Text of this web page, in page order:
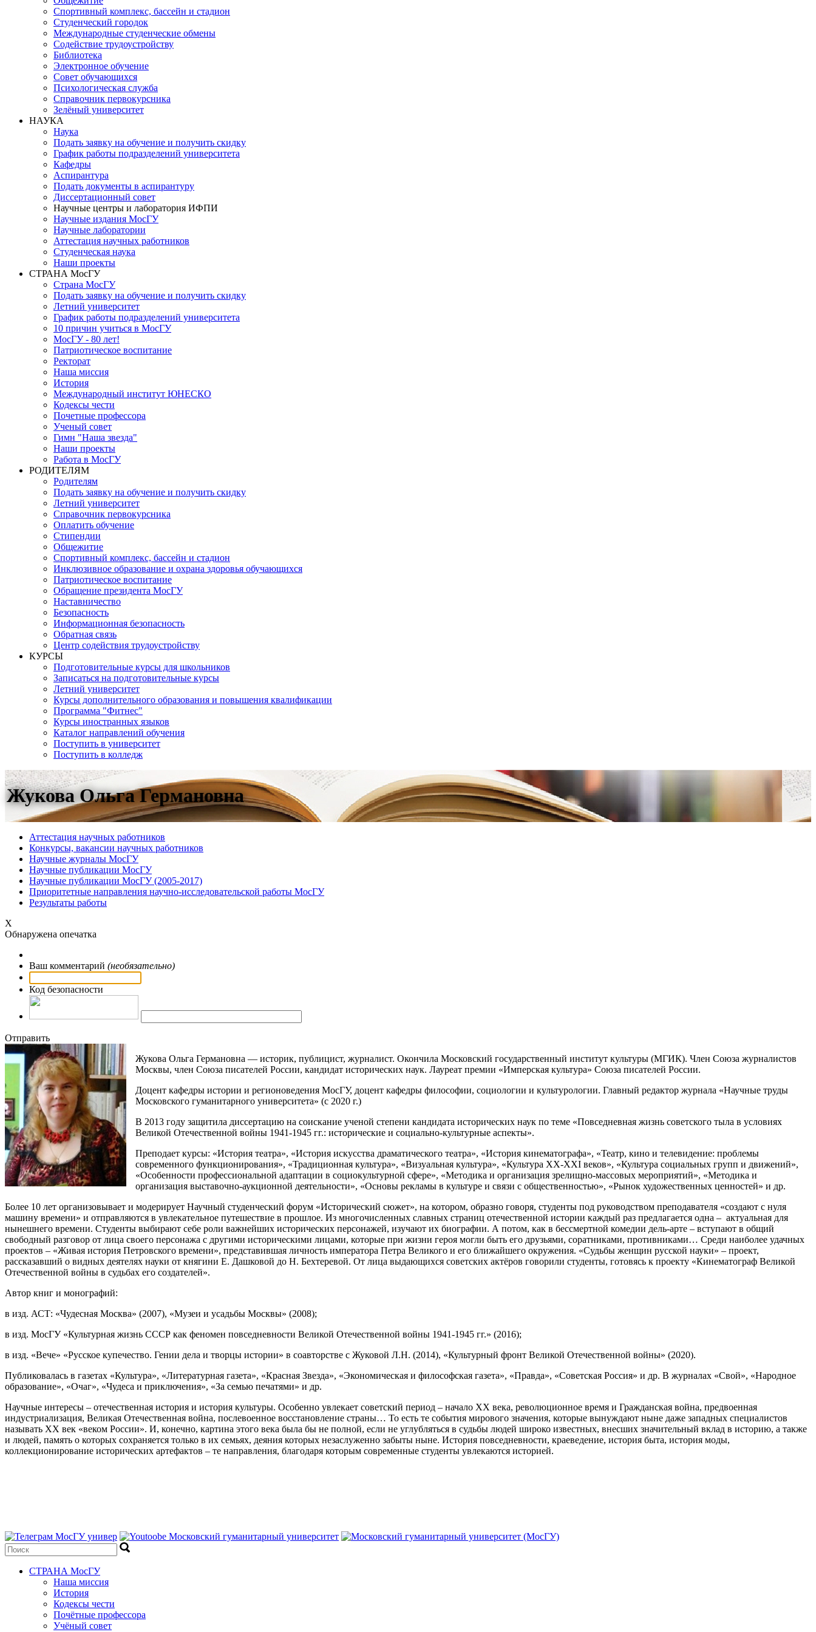
Спортивный комплекс, бассейн и стадион
Студенческий городок
Международные студенческие обмены
Содействие трудоустройству
Библиотека
Электронное обучение
Совет обучающихся
Психологическая служба
Справочник первокурсника
Зелёный университет
НАУКА
Наука
Подать заявку на обучение и получить скидку
График работы подразделений университета
Кафедры
Аспирантура
Подать документы в аспирантуру
Диссертационный совет
Научные центры и лаборатория ИФПИ
Научные издания МосГУ
Научные лаборатории
Аттестация научных работников
Студенческая наука
Наши проекты
СТРАНА МосГУ
Страна МосГУ
Подать заявку на обучение и получить скидку
Летний университет
График работы подразделений университета
10 причин учиться в МосГУ
МосГУ - 80 лет!
Патриотическое воспитание
Ректорат
Наша миссия
История
Международный институт ЮНЕСКО
Кодексы чести
Почетные профессора
Ученый совет
Гимн "Наша звезда"
Наши проекты
Работа в МосГУ
РОДИТЕЛЯМ
Родителям
Подать заявку на обучение и получить скидку
Летний университет
Справочник первокурсника
Оплатить обучение
Стипендии
Общежитие
Спортивный комплекс, бассейн и стадион
Инклюзивное образование и охрана здоровья обучающихся
Патриотическое воспитание
Обращение президента МосГУ
Наставничество
Безопасность
Информационная безопасность
Обратная связь
Центр содействия трудоустройству
КУРСЫ
Подготовительные курсы для школьников
Записаться на подготовительные курсы
Летний университет
Курсы дополнительного образования и повышения квалификации
Программа "Фитнес"
Курсы иностранных языков
Каталог направлений обучения
Поступить в университет
Поступить в колледж
Жукова Ольга Германовна
Аттестация научных работников
Конкурсы, вакансии научных работников
Научные журналы МосГУ
Научные публикации МосГУ
Научные публикации МосГУ (2005-2017)
Приоритетные направления научно-исследовательской работы МосГУ
Результаты работы
Х
Обнаружена опечатка
Ваш комментарий (необязательно)
Код безопасности
Отправить
Жукова Ольга Германовна — историк, публицист, журналист. Окончила Московский государственный институт культуры (МГИК). Член Союза журналистов
Москвы, член Союза писателей России, кандидат исторических наук. Лауреат премии «Имперская культура» Союза писателей России.
Доцент кафедры истории и регионоведения МосГУ, доцент кафедры философии, социологии и культурологии. Главный редактор журнала «Научные труды
Московского гуманитарного университета» (с 2020 г.)
В 2013 году защитила диссертацию на соискание ученой степени кандидата исторических наук по теме «Повседневная жизнь советского тыла в условиях
Великой Отечественной войны 1941-1945 гг.: исторические и социально-культурные аспекты».
Преподает курсы: «История театра», «История искусства драматического театра», «История кинематографа», «Театр, кино и телевидение: проблемы
современного функционирования», «Традиционная культура», «Визуальная культура», «Культура XX-XXI веков», «Культура социальных групп и движений»,
«Особенности профессиональной адаптации в социокультурной сфере», «Методика и организация зрелищно-массовых мероприятий», «Методика и
организация выставочно-аукционной деятельности», «Основы рекламы в культуре и связи с общественностью», «Рынок художественных ценностей» и др.
Более 10 лет организовывает и модерирует Научный студенческий форум «Исторический сюжет», на котором, образно говоря, студенты под руководством преподавателя «создают с нуля
машину времени» и отправляются в увлекательное путешествие в прошлое. Из многочисленных славных страниц отечественной истории каждый раз предлагается одна – актуальная для
нынешнего времени. Студенты выбирают себе роли важнейших исторических персонажей, изучают их биографии. А потом, как в бессмертной комедии дель-арте – вступают в общий
свободный разговор от лица своего персонажа с другими историческими лицами, которые при жизни героя могли быть его друзьями, соратниками, противниками… Среди наиболее удачных
проектов – «Живая история Петровского времени», представившая личность императора Петра Великого и его ближайшего окружения. «Судьбы женщин русской науки» – проект,
рассказавший о видных деятелях науки от княгини Е. Дашковой до Н. Бехтеревой. От лица выдающихся советских актёров говорили студенты, готовясь к проекту «Кинематограф Великой
Отечественной войны в судьбах его создателей».
Автор книг и монографий:
в изд. АСТ: «Чудесная Москва» (2007), «Музеи и усадьбы Москвы» (2008);
в изд. МосГУ «Культурная жизнь СССР как феномен повседневности Великой Отечественной войны 1941-1945 гг.» (2016);
в изд. «Вече» «Русское купечество. Гении дела и творцы истории» в соавторстве с Жуковой Л.Н. (2014), «Культурный фронт Великой Отечественной войны» (2020).
Публиковалась в газетах «Культура», «Литературная газета», «Красная Звезда», «Экономическая и философская газета», «Правда», «Советская Россия» и др. В журналах «Свой», «Народное
образование», «Очаг», «Чудеса и приключения», «За семью печатями» и др.
Научные интересы – отечественная история и история культуры. Особенно увлекает советский период – начало ХХ века, революционное время и Гражданская война, предвоенная
индустриализация, Великая Отечественная война, послевоенное восстановление страны… То есть те события мирового значения, которые вынуждают ныне даже западных специалистов
называть ХХ век «веком России». И, конечно, картина этого века была бы не полной, если не углубляться в судьбы людей широко известных, внесших значительный вклад в историю, а также
и людей, память о которых сохраняется только в их семьях, деяния которых незаслуженно забыты ныне. История повседневности, краеведение, история быта, история моды,
коллекционирование исторических артефактов – те направления, благодаря которым современные студенты увлекаются историей.
СТРАНА МосГУ
Наша миссия
История
Кодексы чести
Почётные профессора
Учёный совет